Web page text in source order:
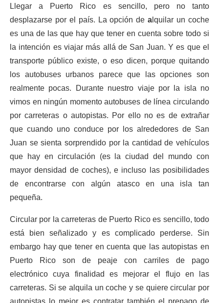
Llegar a Puerto Rico es sencillo, pero no tanto
desplazarse por el país. La opción dea lquilar un coche
es una de las que hay que tener en cuenta sobre todo si
la intención es viajar más allá de San Juan. Y es que el
transporte público existe, o eso dicen, porque quitando
los autobuses urbanos parece que las opciones son
realmente pocas. Durante nuestro viaje por la isla no
vimos en ningún momento autobuses de línea circulando
por carreteras o autopistas. Por ello no es de extrañar
que cuando uno conduce por los alrededores de San
Juan se sienta sorprendido por la cantidad de vehículos
que hay en circulación (es la ciudad del mundo con
mayor densidad de coches), e incluso las posibilidades
de encontrarse con algún atasco en una isla tan
pequeña.
Circular por la carreteras de Puerto Rico es sencillo, todo
está bien señalizado y es complicado perderse. Sin
embargo hay que tener en cuenta que las autopistas en
Puerto Rico son de peaje con carriles de pago
electrónico cuya finalidad es mejorar el flujo en las
carreteras. Si se alquila un coche y se quiere circular por
autopistas lo mejor es contratar también el prepago de